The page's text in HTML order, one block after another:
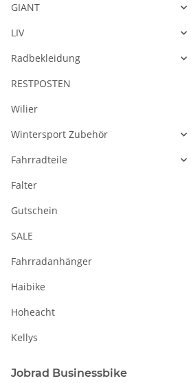
GIANT
LIV
Radbekleidung
RESTPOSTEN
Wilier
Wintersport Zubehör
Fahrradteile
Falter
Gutschein
SALE
Fahrradanhänger
Haibike
Hoheacht
Kellys
Jobrad Businessbike